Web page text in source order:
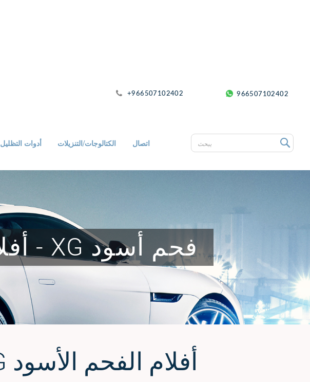
+966507102402 966507102402
أدوات التظليل الكتالوجات/التنزيلات اتصال
يبحث
فحم أسود XG - أفلام بوليستر مصبوغة بعمق
أفلام الفحم الأسود XG